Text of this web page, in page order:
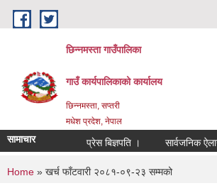
Skip to main content
छिन्नमस्ता गाउँपालिका
गाउँ कार्यपालिकाको कार्यालय
छिन्नमस्ता, सप्तरी
मधेश प्रदेश, नेपाल
सामाचार प्रेस बिज्ञपति । सार्वजनिक
You are here
Home » खर्च फाँटवारी २०८१-०९-२३ सम्मको